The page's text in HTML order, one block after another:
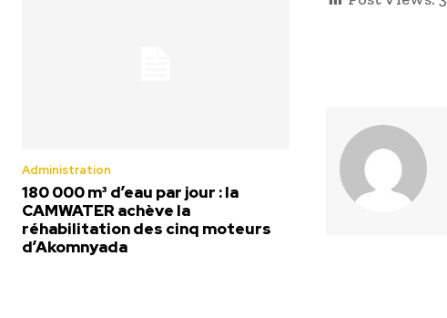
Administration
180 000 m³ d’eau par jour : la
CAMWATER achève la
réhabilitation des cinq moteurs
d’Akomnyada